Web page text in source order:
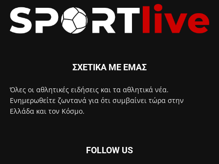
ΣΧΕΤΙΚΑ ΜΕ ΕΜΑΣ
Όλες οι αθλητικές ειδήσεις και τα αθλητικά νέα.
Ενημερωθείτε ζωντανά για ότι συμβαίνει τώρα στην
Ελλάδα και τον Κόσμο.
FOLLOW US